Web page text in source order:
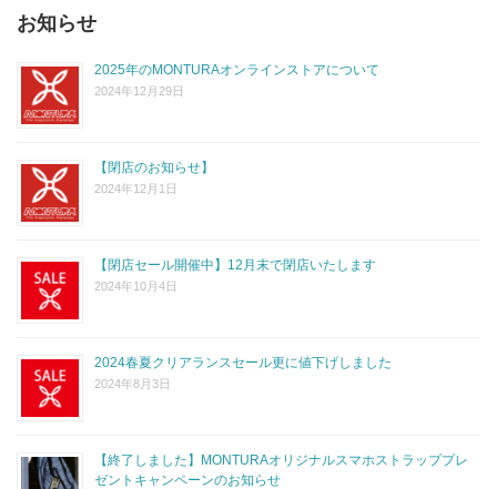
お知らせ
2025年のMONTURAオンラインストアについて
2024年12月29日
【閉店のお知らせ】
2024年12月1日
【閉店セール開催中】12月末で閉店いたします
2024年10月4日
2024春夏クリアランスセール更に値下げしました
2024年8月3日
【終了しました】MONTURAオリジナルスマホストラッププレ
ゼントキャンペーンのお知らせ